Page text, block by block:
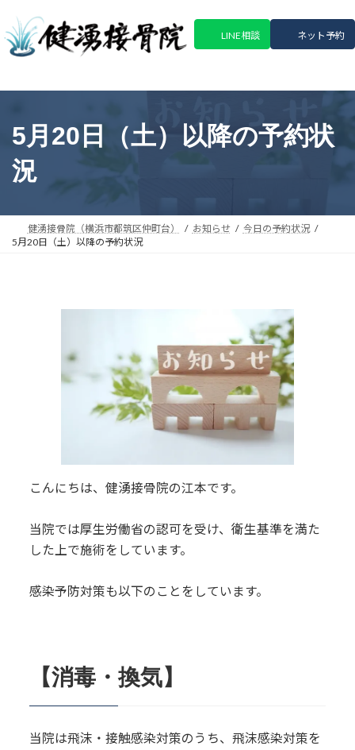
テ
ゲ
LINE相談 ネット予約
5月20日（土）以降の予約状
況
健湧接骨院（横浜市都筑区仲町台） お知らせ
今日の予約状況
5月20日（土）以降の予約状況
こんにちは、健湧接骨院の江本です。
当院では厚生労働省の認可を受け、衛生基準を満た
した上で施術をしています。
感染予防対策も以下のことをしています。
【消毒・換気】
当院は飛沫・接触感染対策のうち、飛沫感染対策を